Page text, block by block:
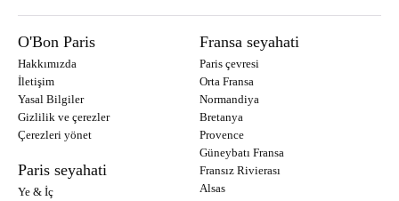
O'Bon Paris
Hakkımızda
İletişim
Yasal Bilgiler
Gizlilik ve çerezler
Çerezleri yönet
Paris seyahati
Ye & İç
Fransa seyahati
Paris çevresi
Orta Fransa
Normandiya
Bretanya
Provence
Güneybatı Fransa
Fransız Rivierası
Alsas